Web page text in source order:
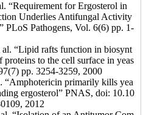
“Requirement for Ergosterol in
Underlies Antifungal Activity
PLoS Pathogens, Vol. 6(6) pp. 1-
al. “Lipid rafts function in biosynt
to the cell surface in yeas
pp. 3254-3259, 2000
“Amphotericin primarily kills yea
ergosterol” PNAS, doi: 10.10
2012